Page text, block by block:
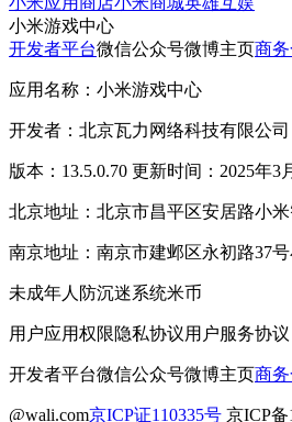
小米游戏中心
开发者平台微信公众号微博主页商
应用名称：小米游戏中心
开发者：北京瓦力网络科技有限公司
版本：13.5.0.70 更新时间：2025年3
北京地址：北京市昌平区安居路小
南京地址：南京市建邺区永初路37
未成年人防沉迷系统米币
用户应用权限隐私协议用户服务协议
开发者平台微信公众号微博主页商
@wali.com京ICP证110335号 京ICP备